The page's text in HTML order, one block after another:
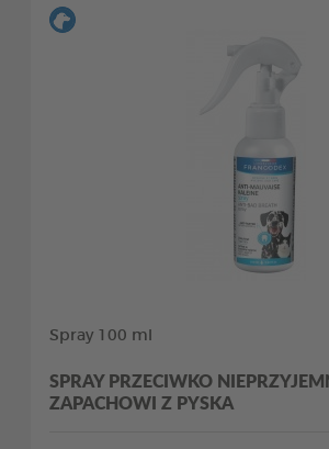
Spray 100 ml
SPRAY PRZECIWKO
ZAPACHOWI Z PYSKA